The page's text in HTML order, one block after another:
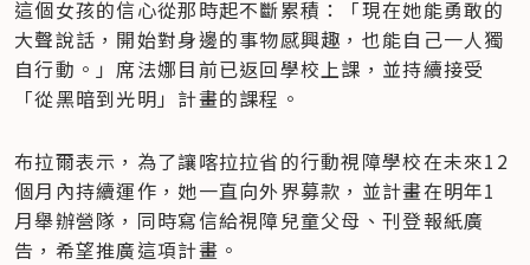
這個女孩的信心從那時起不斷累積：「現在她能勇敢的
大聲說話，開始對身邊的事物感興趣，也能自己一人獨
自行動。」席法娜目前已返回學校上課，並持續接受
「從黑暗到光明」計畫的課程。
布拉爾表示，為了讓喀拉拉省的行動視障學校在未來12
個月內持續運作，她一直向外界募款，並計畫在明年1
月舉辦營隊，同時寫信給視障兒童父母、刊登報紙廣
告，希望推廣這項計畫。